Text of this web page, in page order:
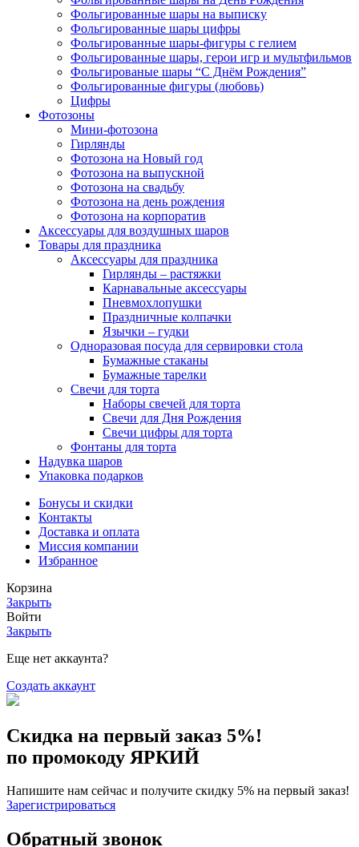
Фольгированные шары на выписку
Фольгированные шары цифры
Фольгированные шары-фигуры с гелием
Фольгированные шары, герои игр и мультфильмов
Фольгированые шары “С Днём Рождения”
Фольгированные фигуры (любовь)
Цифры
Фотозоны
Мини-фотозона
Гирлянды
Фотозона на Новый год
Фотозона на выпускной
Фотозона на свадьбу
Фотозона на день рождения
Фотозона на корпоратив
Аксессуары для воздушных шаров
Товары для праздника
Аксессуары для праздника
Гирлянды – растяжки
Карнавальные аксессуары
Пневмохлопушки
Праздничные колпачки
Язычки – гудки
Одноразовая посуда для сервировки стола
Бумажные стаканы
Бумажные тарелки
Свечи для торта
Наборы свечей для торта
Свечи для Дня Рождения
Свечи цифры для торта
Фонтаны для торта
Надувка шаров
Упаковка подарков
Бонусы и скидки
Контакты
Доставка и оплата
Миссия компании
Избранное
Корзина
Закрыть
Войти
Закрыть
Еще нет аккаунта?
Создать аккаунт
Скидка на первый заказ 5%!
по промокоду ЯРКИЙ
Напишите нам сейчас и получите скидку 5% на первый заказ!
Зарегистрироваться
Обратный звонок